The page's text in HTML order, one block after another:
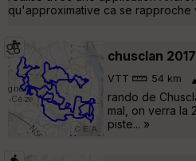
qu'approximative ca se rapproche
chusclan 2017
VTT 54 km
rando de
mal, on verra la
piste... »